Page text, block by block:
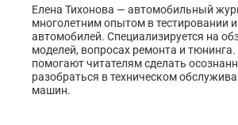
Елена Тихонова — автомобильный
многолетним опытом в тестировании
автомобилей. Специализируется на
моделей, вопросах ремонта и тюнинга.
помогают читателям сделать
разобраться в техническом
машин.